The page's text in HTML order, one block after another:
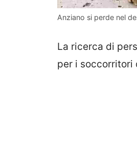
Anziano si perde nel
La ricerca di
per i soccorritori